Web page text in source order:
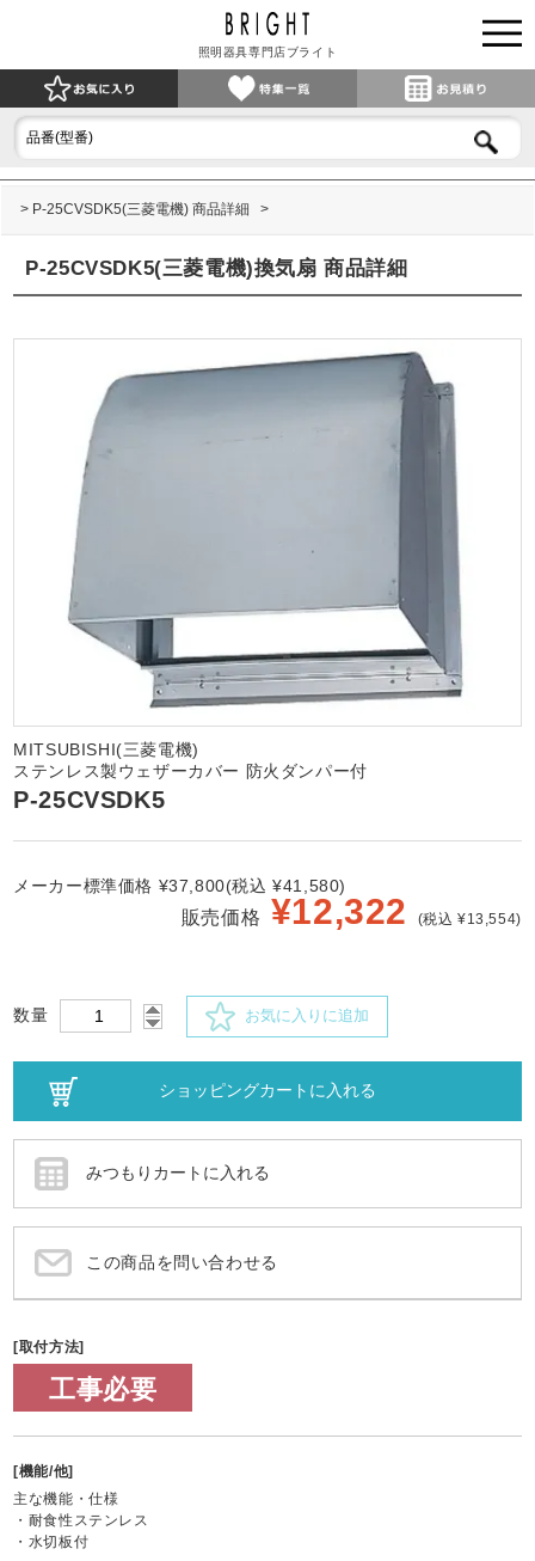
照明器具専門店ブライト
P-25CVSDK5(三菱電機) 商品詳細
P-25CVSDK5(三菱電機)換気扇 商品詳細
MITSUBISHI(三菱電機)
ステンレス製ウェザーカバー 防火ダンパー付
P-25CVSDK5
メーカー標準価格 ¥37,800(税込 ¥41,580)
販売価格 ¥12,322 (税込 ¥13,554)
数量 お気に入りに追加
この商品を問い合わせる
[取付方法]
工事必要
[機能/他]
主な機能・仕様
・耐食性ステンレス
・水切板付